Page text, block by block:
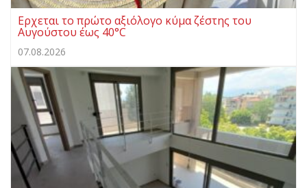
Ερχεται το πρώτο αξιόλογο κύμα ζέστης του
Αυγούστου έως 40°C
07.08.2026